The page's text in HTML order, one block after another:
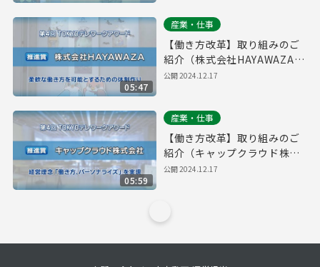
05:47
産業・仕事
【働き方改革】取り組みのご
紹介（株式会社HAYAWAZA）
｜第４回「TOKYOテレワーク
公開2024.12.17
05:59
産業・仕事
【働き方改革】取り組みのご
紹介（キャップクラウド株式
会社）｜第４回「TOKYOテレ
公開2024.12.17